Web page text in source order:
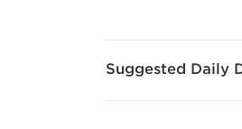
Suggested Daily